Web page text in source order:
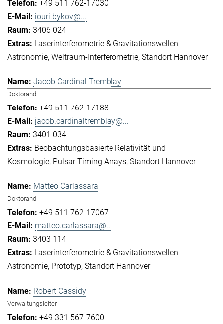
+49 511 762-17030
iouri.bykov@...
3406 024
Laserinterferometrie & Gravitationswellen-
Astronomie Weltraum-Interferometrie Standort Hannover
Jacob Cardinal Tremblay
Doktorand
+49 511 762-17188
jacob.cardinaltremblay@...
3401 034
Beobachtungsbasierte Relativität und
Kosmologie Pulsar Timing Arrays Standort Hannover
Matteo Carlassara
Doktorand
+49 511 762-17067
matteo.carlassara@...
3403 114
Laserinterferometrie & Gravitationswellen-
Astronomie Prototyp Standort Hannover
Robert Cassidy
Verwaltungsleiter
+49 331 567-7600